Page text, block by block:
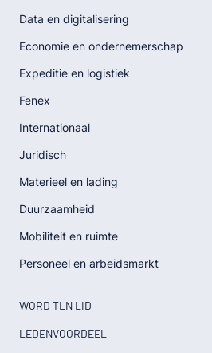
Data en digitalisering
Economie en ondernemerschap
Expeditie en logistiek
Fenex
Internationaal
Juridisch
Materieel en lading
Duurzaamheid
Mobiliteit en ruimte
Personeel en arbeidsmarkt
WORD TLN LID
LEDENVOORDEEL